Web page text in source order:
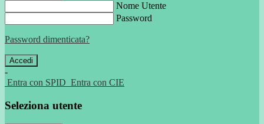
Nome Utente
Password
Password dimenticata?
-
Entra con SPID Entra con CIE
Seleziona utente